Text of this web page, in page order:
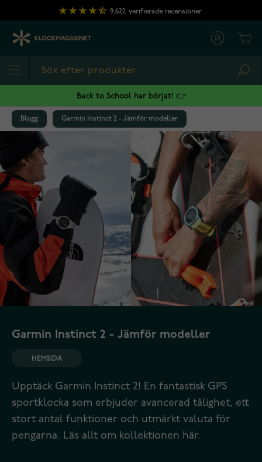
Hoppa till innehållet
9,622 verifierade recensioner
Back to School har börjat! 👉
Blogg Garmin Instinct 2 - Jämför modeller
HEMSIDA
Garmin Instinct 2 - Jämför modeller
Upptäck Garmin Instinct 2! En fantastisk GPS
sportklocka som erbjuder avancerad tålighet, ett
stort antal funktioner och utmärkt valuta för
pengarna. Läs allt om kollektionen här.